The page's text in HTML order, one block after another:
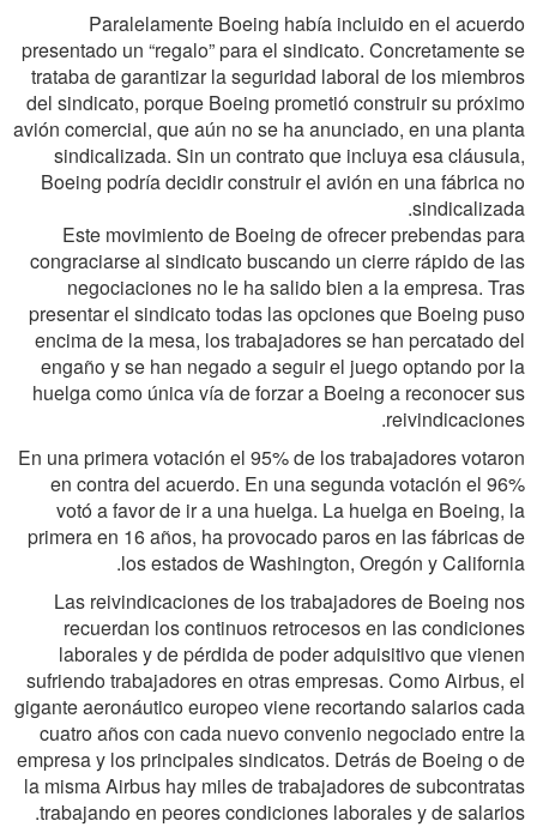
Paralelamente Boeing había incluido en el acuerdo
presentado un “regalo” para el sindicato. Concretamente se
trataba de garantizar la seguridad laboral de los miembros
del sindicato, porque Boeing prometió construir su próximo
avión comercial, que aún no se ha anunciado, en una planta
sindicalizada. Sin un contrato que incluya esa cláusula,
Boeing podría decidir construir el avión en una fábrica no
sindicalizada.
Este movimiento de Boeing de ofrecer prebendas para
congraciarse al sindicato buscando un cierre rápido de las
negociaciones no le ha salido bien a la empresa. Tras
presentar el sindicato todas las opciones que Boeing puso
encima de la mesa, los trabajadores se han percatado del
engaño y se han negado a seguir el juego optando por la
huelga como única vía de forzar a Boeing a reconocer sus
reivindicaciones.
En una primera votación el 95% de los trabajadores votaron
en contra del acuerdo. En una segunda votación el 96%
votó a favor de ir a una huelga. La huelga en Boeing, la
primera en 16 años, ha provocado paros en las fábricas de
los estados de Washington, Oregón y California.
Las reivindicaciones de los trabajadores de Boeing nos
recuerdan los continuos retrocesos en las condiciones
laborales y de pérdida de poder adquisitivo que vienen
sufriendo trabajadores en otras empresas. Como Airbus, el
gigante aeronáutico europeo viene recortando salarios cada
cuatro años con cada nuevo convenio negociado entre la
empresa y los principales sindicatos. Detrás de Boeing o de
la misma Airbus hay miles de trabajadores de subcontratas
trabajando en peores condiciones laborales y de salarios.